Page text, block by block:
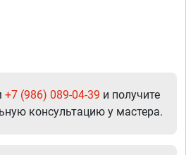
+7 (986) 089-04-39 и получите
консультацию у мастера.